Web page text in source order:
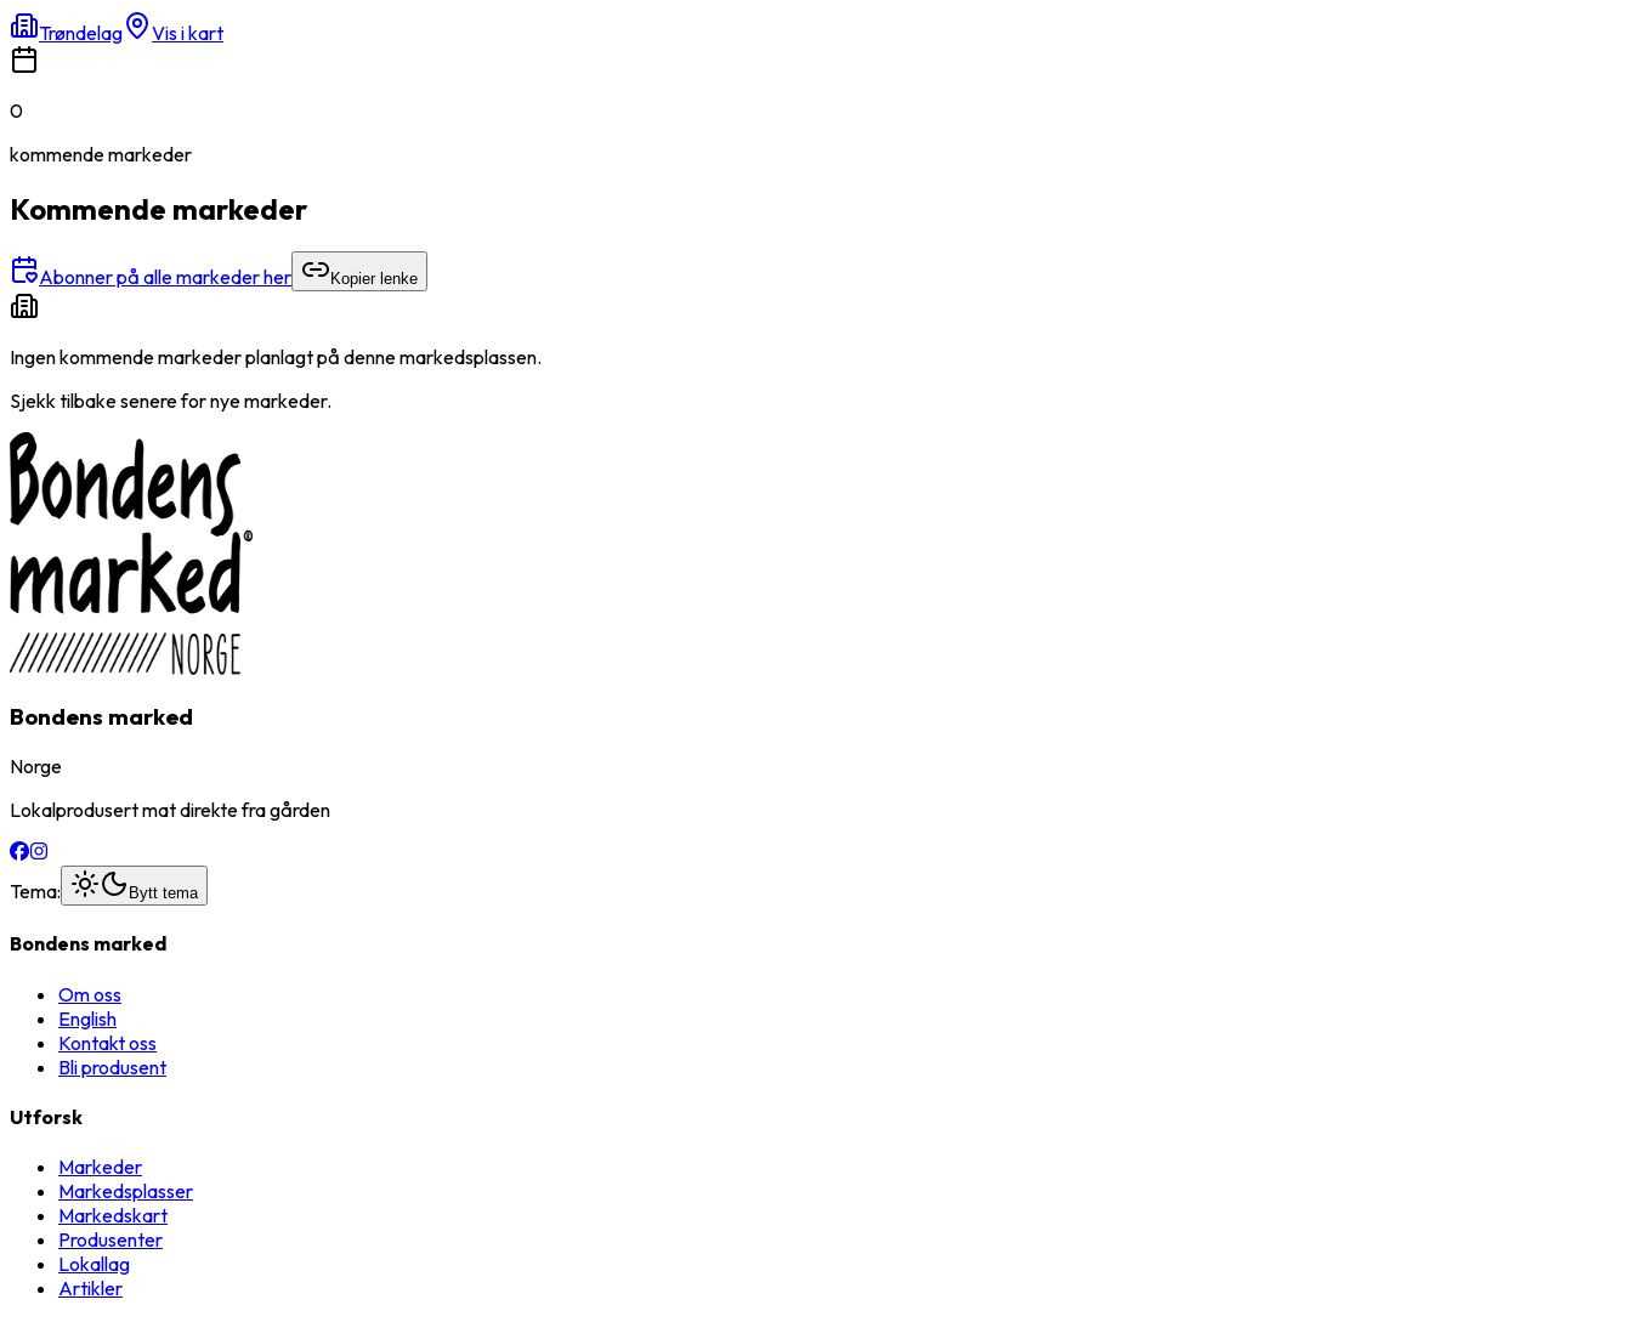
Trøndelag Vis i kart
0
kommendemarkeder
Kommende markeder
Abonner på alle markeder her Kopier lenke
Ingen kommende markeder planlagt på denne markedsplassen.
Sjekk tilbake senere for nye markeder.
Bondens marked
Norge
Lokalprodusert mat direkte fra gården
Tema: Bytt tema
Bondens marked
Om oss
English
Kontakt oss
Bli produsent
Utforsk
Markeder
Markedsplasser
Markedskart
Produsenter
Lokallag
Artikler